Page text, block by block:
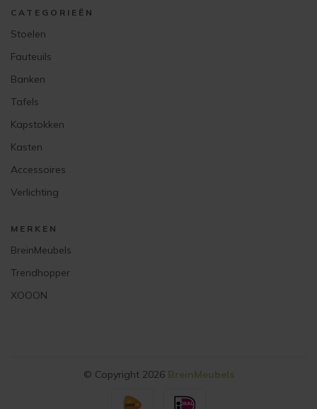
CATEGORIEËN
Stoelen
Fauteuils
Banken
Tafels
Kapstokken
Kasten
Accessoires
Verlichting
MERKEN
BreinMeubels
Trendhopper
XOOON
© Copyright 2026 BreinMeubels